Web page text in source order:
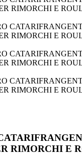
RIMORCHI E